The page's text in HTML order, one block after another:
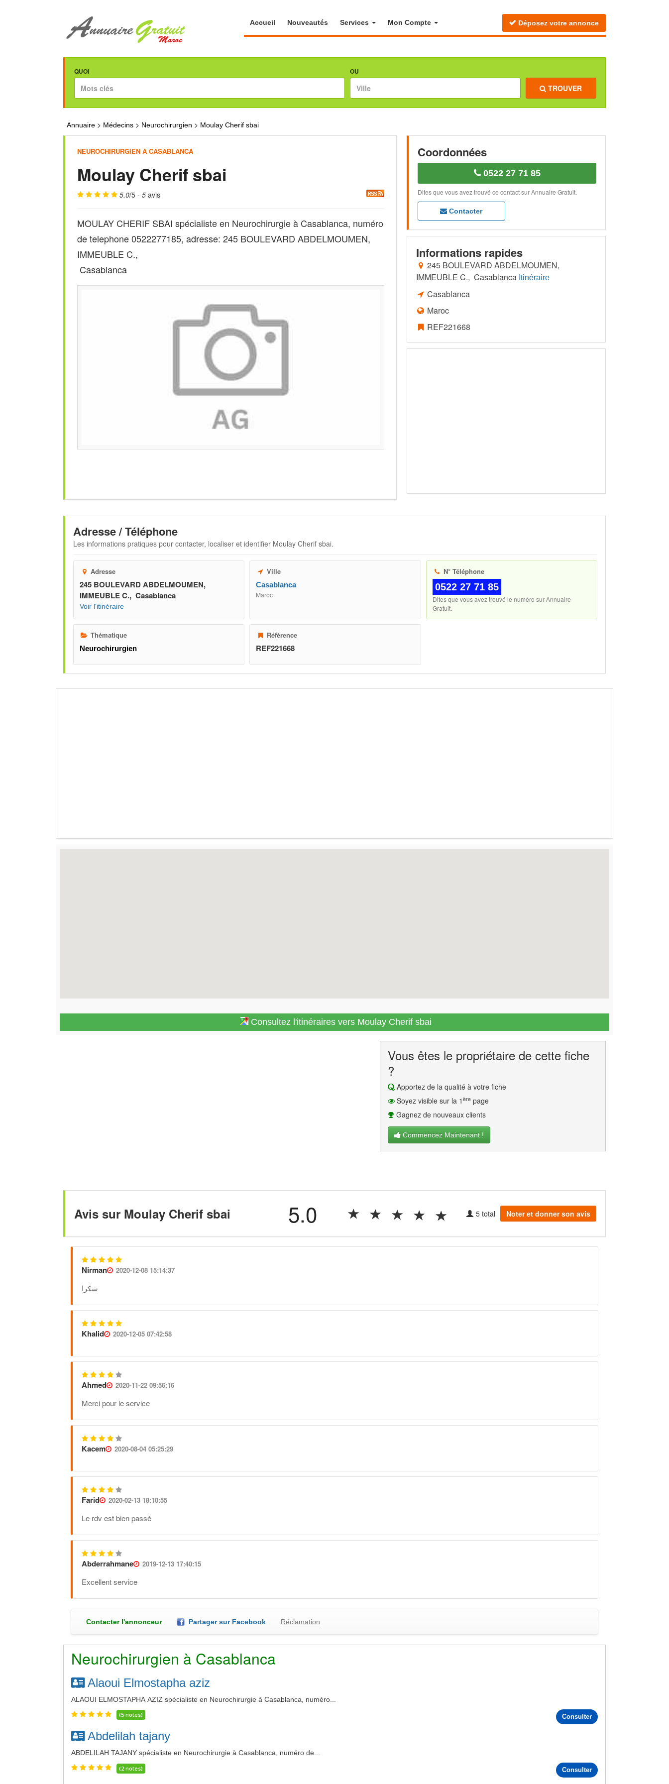
Accueil Nouveautés Services Mon Compte Déposez votre annonce
QUOI OU
TROUVER
Annuaire > Médecins > Neurochirurgien > Moulay Cherif sbai
NEUROCHIRURGIEN À CASABLANCA
Moulay Cherif sbai
5.0/5 - 5 avis
MOULAY CHERIF SBAI spécialiste en Neurochirurgie à Casablanca, numéro
de telephone 0522277185, adresse: 245 BOULEVARD ABDELMOUMEN,
IMMEUBLE C.,
Casablanca
Coordonnées
0522 27 71 85
Dites que vous avez trouvé ce contact sur Annuaire Gratuit.
Contacter
Informations rapides
245 BOULEVARD ABDELMOUMEN,
IMMEUBLE C., Casablanca Itinéraire
Casablanca
Maroc
REF221668
Adresse / Téléphone
Les informations pratiques pour contacter, localiser et identifier Moulay Cherif sbai.
Adresse
245 BOULEVARD ABDELMOUMEN,
IMMEUBLE C., Casablanca
Voir l'itinéraire
Ville
Casablanca
Maroc
N° Téléphone
0522 27 71 85
Dites que vous avez trouvé le numéro sur Annuaire
Gratuit.
Thématique
Neurochirurgien
Référence
REF221668
Consultez l'itinéraires vers Moulay Cherif sbai
Vous êtes le propriétaire de cette fiche
?
Apportez de la qualité à votre fiche
Soyez visible sur la 1 èrepage
Gagnez de nouveaux clients
Commencez Maintenant !
Avis sur Moulay Cherif sbai 5.0 5total Noter et donner son avis
Nirman 2020-12-08 15:14:37
شكرا
Khalid 2020-12-05 07:42:58
Ahmed 2020-11-22 09:56:16
Merci pour le service
Kacem 2020-08-04 05:25:29
Farid 2020-02-13 18:10:55
Le rdv est bien passé
Abderrahmane 2019-12-13 17:40:15
Excellent service
Contacter l'annonceur Partager sur Facebook Réclamation
Neurochirurgien à Casablanca
Alaoui Elmostapha aziz
ALAOUI ELMOSTAPHA AZIZ spécialiste en Neurochirurgie à Casablanca, numéro...
(5 notes) Consulter
Abdelilah tajany
ABDELILAH TAJANY spécialiste en Neurochirurgie à Casablanca, numéro de...
(2 notes) Consulter